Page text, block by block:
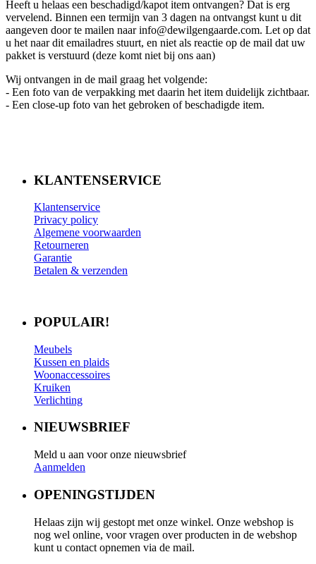
Heeft u helaas een beschadigd/kapot item ontvangen? Dat is erg
vervelend. Binnen een termijn van 3 dagen na ontvangst kunt u dit
aangeven door te mailen naar info@dewilgengaarde.com. Let op dat
u het naar dit emailadres stuurt, en niet als reactie op de mail dat uw
pakket is verstuurd (deze komt niet bij ons aan)
Wij ontvangen in de mail graag het volgende:
- Een foto van de verpakking met daarin het item duidelijk zichtbaar.
- Een close-up foto van het gebroken of beschadigde item.
KLANTENSERVICE
Klantenservice
Privacy policy
Algemene voorwaarden
Retourneren
Garantie
Betalen & verzenden
POPULAIR!
Meubels
Kussen en plaids
Woonaccessoires
Kruiken
Verlichting
NIEUWSBRIEF
Meld u aan voor onze nieuwsbrief
Aanmelden
OPENINGSTIJDEN
Helaas zijn wij gestopt met onze winkel. Onze webshop is
nog wel online, voor vragen over producten in de webshop
kunt u contact opnemen via de mail.